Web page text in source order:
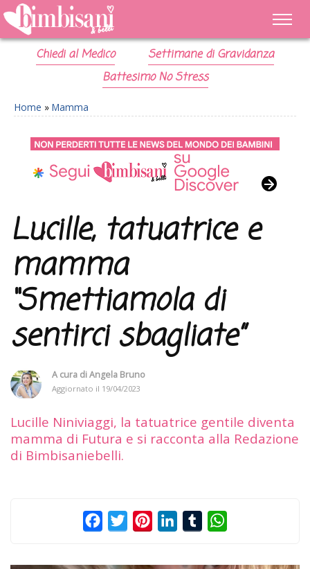
Chiedi al Medico
Settimane di Gravidanza
Battesimo No Stress
Home » Mamma
Lucille, tatuatrice e
mamma
“Smettiamola di
sentirci sbagliate”
A cura diAngela Bruno
Aggiornato il 19/04/2023
Lucille Niniviaggi, la tatuatrice gentile diventa
mamma di Futura e si racconta alla Redazione
di Bimbisaniebelli.
FacebookTwitterPinterestLinkedInTumblr